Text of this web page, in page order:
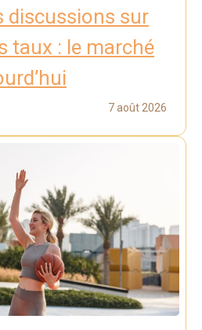
discussions sur
taux : le marché
7 août 2026